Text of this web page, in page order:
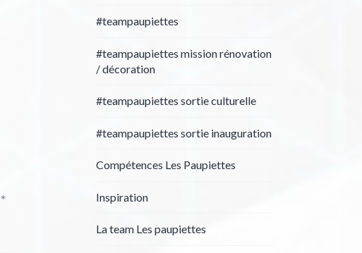
*
#teampaupiettes
#teampaupiettes mission rénovation
/ décoration
#teampaupiettes sortie culturelle
#teampaupiettes sortie inauguration
Compétences Les Paupiettes
Inspiration
La team Les paupiettes